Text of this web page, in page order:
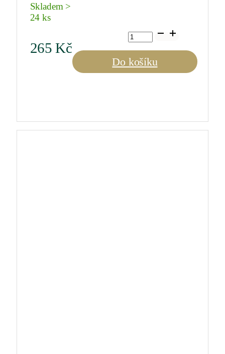
Skladem >
24 ks
265Kč
Prosecco
DOC
Brut
0,75
l
Do košíku